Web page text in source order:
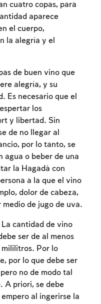
cuatro copas, para
aparece
el cuerpo,
la alegría y el
de buen vino que
alegría, y su
Es necesario que el
los
y libertad. Sin
de no llegar al
por lo tanto, se
agua o beber de una
la Hagadá con
a la que el vino
dolor de cabeza,
de jugo de uva.
La cantidad de vino
ser de al menos
mililitros. Por lo
por lo que debe ser
no de modo tal
A priori, se debe
al ingerirse la
debe conectarse